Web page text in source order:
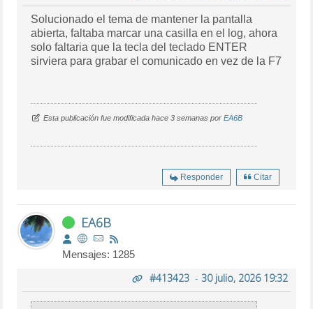
Solucionado el tema de mantener la pantalla
abierta, faltaba marcar una casilla en el log, ahora
solo faltaria que la tecla del teclado ENTER
sirviera para grabar el comunicado en vez de la F7
Esta publicación fue modificada hace 3 semanas porEA6B
Responder Citar
EA6B
Mensajes: 1285
#413423- 30 julio, 2026 19:32